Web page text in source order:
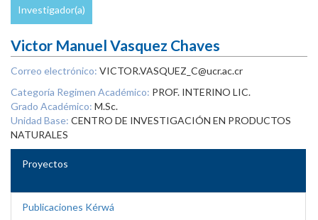
Investigador(a)
Victor Manuel Vasquez Chaves
Correo electrónico: VICTOR.VASQUEZ_C@ucr.ac.cr
Categoría Regimen Académico: PROF. INTERINO LIC.
Grado Académico: M.Sc.
Unidad Base: CENTRO DE INVESTIGACIÓN EN PRODUCTOS
NATURALES
Proyectos
Publicaciones Kérwá